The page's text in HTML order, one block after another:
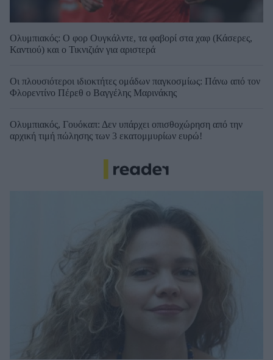
Ολυμπιακός: Ο φορ Ουγκάλντε, τα φαβορί στα χαφ (Κάσερες,
Καντιού) και ο Τικνιζιάν για αριστερά
Οι πλουσιότεροι ιδιοκτήτες ομάδων παγκοσμίως: Πάνω από τον
Φλορεντίνο Πέρεθ ο Βαγγέλης Μαρινάκης
Ολυμπιακός, Γουόκαπ: Δεν υπάρχει οπισθοχώρηση από την
αρχική τιμή πώλησης των 3 εκατομμυρίων ευρώ!